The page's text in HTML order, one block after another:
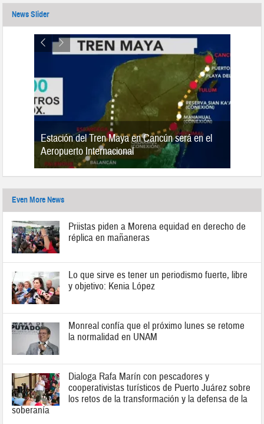
News Slider
Estación del Tren Maya en Cancún será en el
Aeropuerto Internacional
Even More News
Priistas piden a Morena equidad en derecho de
réplica en mañaneras
Lo que sirve es tener un periodismo fuerte, libre
y objetivo: Kenia López
Monreal confía que el próximo lunes se retome
la normalidad en UNAM
Dialoga Rafa Marín con pescadores y
cooperativistas turísticos de Puerto Juárez sobre
los retos de la transformación y la defensa de la
soberanía